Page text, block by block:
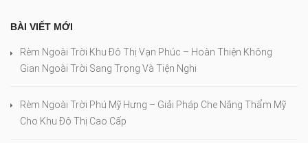
BÀI VIẾT MỚI
Rèm Ngoài Trời Khu Đô Thị Vạn Phúc – Hoàn Thiện Không
Gian Ngoài Trời Sang Trọng Và Tiện Nghi
Rèm Ngoài Trời Phú Mỹ Hưng – Giải Pháp Che Nắng Thẩm Mỹ
Cho Khu Đô Thị Cao Cấp